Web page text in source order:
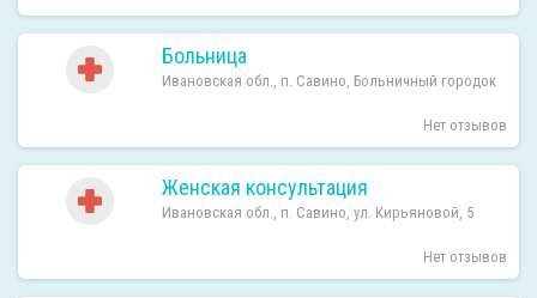
Больница
Ивановская обл., п. Савино, Больничный городок
Нет отзывов
Женская консультация
Ивановская обл., п. Савино, ул. Кирьяновой, 5
Нет отзывов